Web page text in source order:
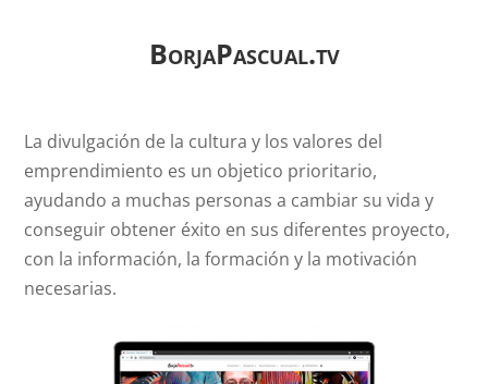
BorjaPascual.tv
La divulgación de la cultura y los valores del
emprendimiento es un objetico prioritario,
ayudando a muchas personas a cambiar su vida y
conseguir obtener éxito en sus diferentes proyecto,
con la información, la formación y la motivación
necesarias.